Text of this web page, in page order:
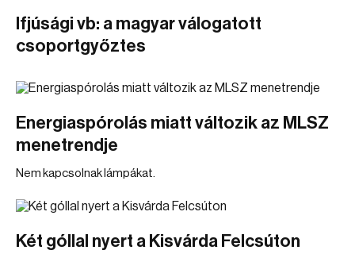
Ifjúsági vb: a magyar válogatott
csoportgyőztes
Energiaspórolás miatt változik az MLSZ
menetrendje
Nem kapcsolnak lámpákat.
Két góllal nyert a Kisvárda Felcsúton